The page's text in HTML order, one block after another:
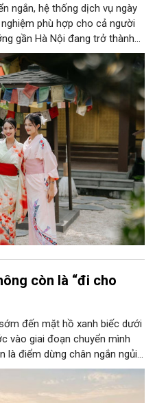
ngắn, hệ thống dịch vụ ngày
phù hợp cho cả người
gần Hà Nội đang trở thành
đình trong mùa du lịch năm
trong những điểm đến như
còn là “đi cho
đến mặt hồ xanh biếc dưới
vào giai đoạn chuyển mình
là điểm dừng chân ngắn ngủi
trung du này đang dần định
xanh, trải nghiệm bản địa và